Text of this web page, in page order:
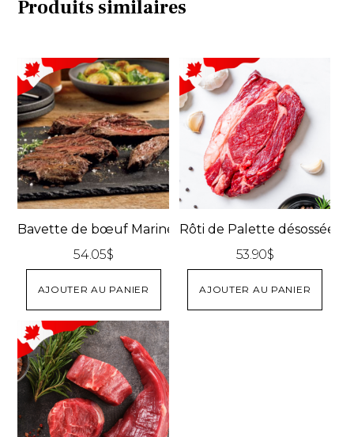
Produits similaires
Bavette de bœuf Marinée aux 3 poivres
54.05$
AJOUTER AU PANIER
Rôti de Palette désossée
53.90$
AJOUTER AU PANIER